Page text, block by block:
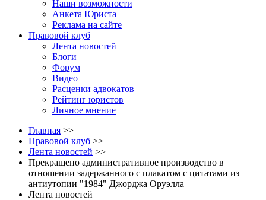
Наши возможности
Анкета Юриста
Реклама на сайте
Правовой клуб
Лента новостей
Блоги
Форум
Видео
Расценки адвокатов
Рейтинг юристов
Личное мнение
Главная >>
Правовой клуб >>
Лента новостей >>
Прекращено административное производство в
отношении задержанного с плакатом с цитатами из
антиутопии "1984" Джорджа Оруэлла
Лента новостей